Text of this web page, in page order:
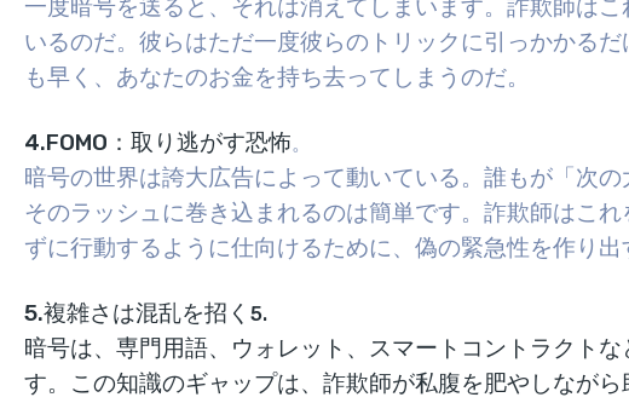
一度暗号を送ると、それは消えてしまいます。詐欺師は
いるのだ。彼らはただ一度彼らのトリックに引っかかる
も早く、あなたのお金を持ち去ってしまうのだ。
4.FOMO：取り逃がす恐怖。
暗号の世界は誇大広告によって動いている。誰もが「次の
そのラッシュに巻き込まれるのは簡単です。詐欺師はこ
ずに行動するように仕向けるために、偽の緊急性を作り
5.複雑さは混乱を招く 5.
暗号は、専門用語、ウォレット、スマートコントラクト
す。この知識のギャップは、詐欺師が私腹を肥やしなが